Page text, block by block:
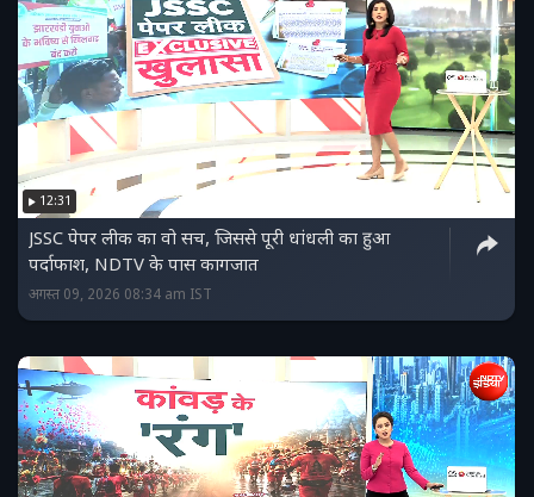
12:31
JSSC पेपर लीक का वो सच, जिससे पूरी धांधली का हुआ
पर्दाफाश, NDTV के पास कागजात
अगस्त 09, 2026 08:34 am IST